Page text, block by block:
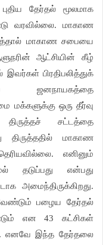
தேர்தல் மூலமாக
வரவில்லை. மாகாண
மாகாண சபையை
ஆட்சியின் கீழ்
பிரதிபலித்துக்
ஜனநாயகத்தை
மக்களுக்கு ஒரு தீர்வு
சட்டத்தை
மாகாண
எனினும்
என்பது
அமைந்திருக்கிறது.
பழைய தேர்தல்
என 43 கட்சிகள்
எனவே இந்த தேர்தலை